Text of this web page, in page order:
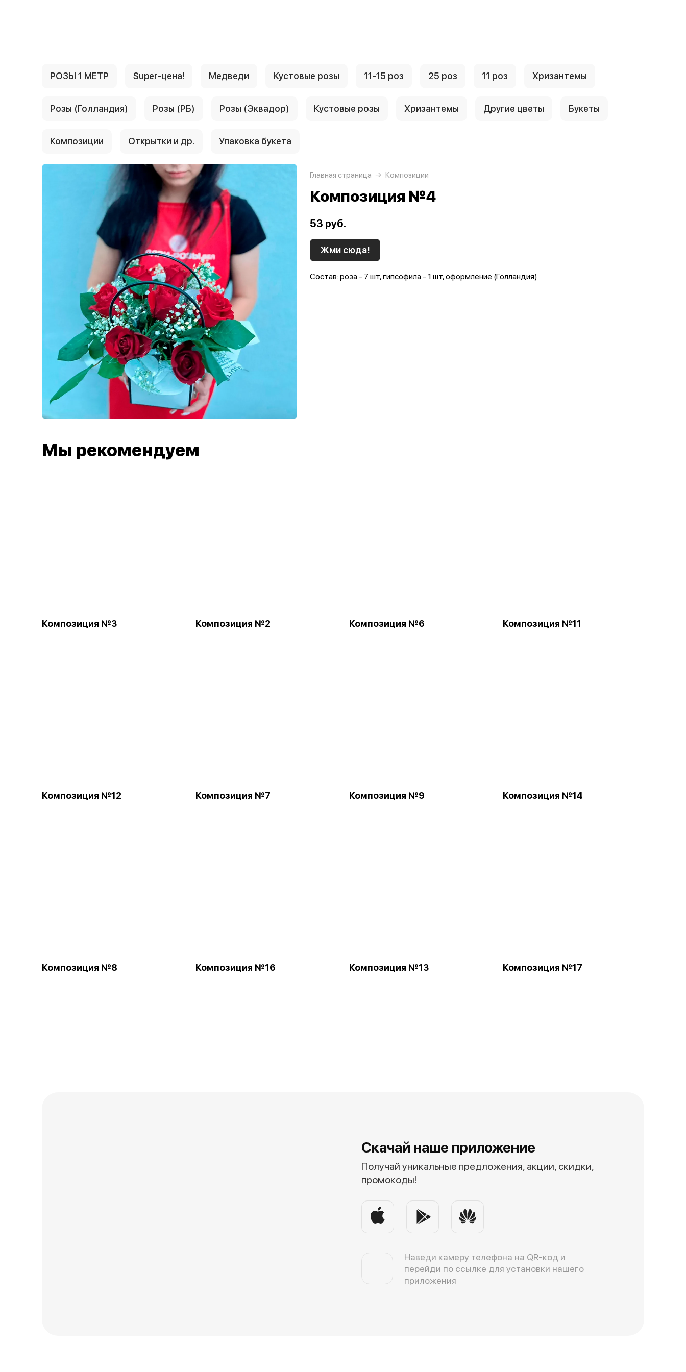
РОЗЫ 1 МЕТР Super-цена! Медведи Кустовые розы 11-15 роз 25 роз 11 роз Хризантемы
Розы (Голландия) Розы (РБ) Розы (Эквадор) Кустовые розы Хризантемы Другие цветы Букеты
Композиции Открытки и др. Упаковка букета
Главная страница Композиции
Композиция №4
53 руб.
Жми сюда!
Состав: роза - 7 шт, гипсофила - 1 шт, оформление (Голландия)
Мы рекомендуем
Композиция №3 Композиция №2 Композиция №6 Композиция №11
Композиция №12 Композиция №7 Композиция №9 Композиция №14
Композиция №8 Композиция №16 Композиция №13 Композиция №17
Скачай наше приложение
Получай уникальные предложения, акции, скидки,
промокоды!
Наведи камеру телефона на QR-код и
перейди по ссылке для установки нашего
приложения